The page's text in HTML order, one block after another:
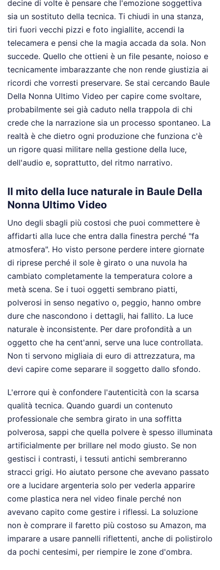
decine di volte è pensare che l'emozione soggettiva
sia un sostituto della tecnica. Ti chiudi in una stanza,
tiri fuori vecchi pizzi e foto ingiallite, accendi la
telecamera e pensi che la magia accada da sola. Non
succede. Quello che ottieni è un file pesante, noioso e
tecnicamente imbarazzante che non rende giustizia ai
ricordi che vorresti preservare. Se stai cercando Baule
Della Nonna Ultimo Video per capire come svoltare,
probabilmente sei già caduto nella trappola di chi
crede che la narrazione sia un processo spontaneo. La
realtà è che dietro ogni produzione che funziona c'è
un rigore quasi militare nella gestione della luce,
dell'audio e, soprattutto, del ritmo narrativo.
Il mito della luce naturale in Baule Della
Nonna Ultimo Video
Uno degli sbagli più costosi che puoi commettere è
affidarti alla luce che entra dalla finestra perché "fa
atmosfera". Ho visto persone perdere intere giornate
di riprese perché il sole è girato o una nuvola ha
cambiato completamente la temperatura colore a
metà scena. Se i tuoi oggetti sembrano piatti,
polverosi in senso negativo o, peggio, hanno ombre
dure che nascondono i dettagli, hai fallito. La luce
naturale è inconsistente. Per dare profondità a un
oggetto che ha cent'anni, serve una luce controllata.
Non ti servono migliaia di euro di attrezzatura, ma
devi capire come separare il soggetto dallo sfondo.
L'errore qui è confondere l'autenticità con la scarsa
qualità tecnica. Quando guardi un contenuto
professionale che sembra girato in una soffitta
polverosa, sappi che quella polvere è spesso illuminata
artificialmente per brillare nel modo giusto. Se non
gestisci i contrasti, i tessuti antichi sembreranno
stracci grigi. Ho aiutato persone che avevano passato
ore a lucidare argenteria solo per vederla apparire
come plastica nera nel video finale perché non
avevano capito come gestire i riflessi. La soluzione
non è comprare il faretto più costoso su Amazon, ma
imparare a usare pannelli riflettenti, anche di polistirolo
da pochi centesimi, per riempire le zone d'ombra.